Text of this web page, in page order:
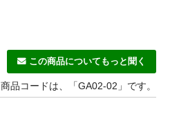
この商品についてもっと聞く
商品コードは、「GA02-02」です。